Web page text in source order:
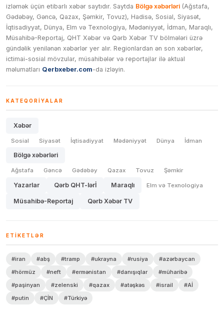
izləmək üçün etibarlı xəbər saytıdır. Saytda Bölgə xəbərləri (Ağstafa,
Gədəbəy, Gəncə, Qazax, Şəmkir, Tovuz), Hadisə, Sosial, Siyasət,
İqtisadiyyat, Dünya, Elm və Texnologiya, Mədəniyyət, İdman, Maraqlı,
Müsahibə-Reportaj, QHT Xəbər və Qərb Xəbər TV bölmələri üzrə
gündəlik yenilənən xəbərlər yer alır. Regionlardan ən son xəbərlər,
ictimai-sosial mövzular, müsahibələr və reportajlar ilə aktual
məlumatları Qerbxeber.com-da izləyin.
KATEQORIYALAR
Xəbər
Sosial Siyasət İqtisadiyyat Mədəniyyət Dünya İdman
Bölgə xəbərləri
Ağstafa Gəncə Gədəbəy Qazax Tovuz Şəmkir
Yazarlar Qərb QHT-lərİ Maraqlı Elm və Texnologiya
Müsahibə-Reportaj Qərb Xəbər TV
ETIKETLƏR
#iran #abş #tramp #ukrayna #rusiya
#azərbaycan
#hörmüz
#neft #ermənistan #danışıqlar
#müharibə
#paşinyan
#zelenski #qazax #atəşkəs #israil
#Aİ
#putin
#ÇİN #Türkiyə